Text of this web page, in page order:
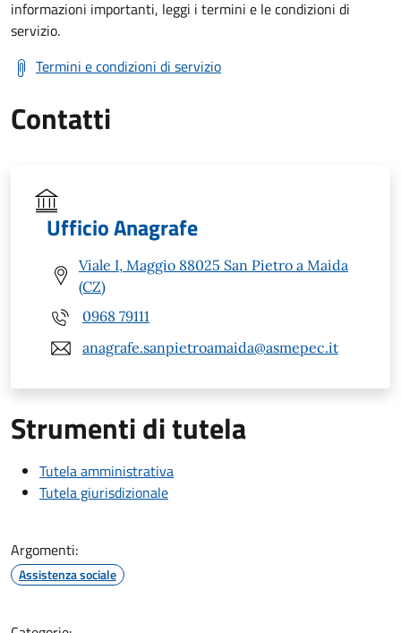
informazioni importanti, leggi i termini e le condizioni di
servizio.
Termini e condizioni di servizio
Contatti
Ufficio Anagrafe
Viale I, Maggio 88025 San Pietro a Maida
(CZ)
0968 79111
anagrafe.sanpietroamaida@asmepec.it
Strumenti di tutela
Tutela amministrativa
Tutela giurisdizionale
Argomenti:
Assistenza sociale